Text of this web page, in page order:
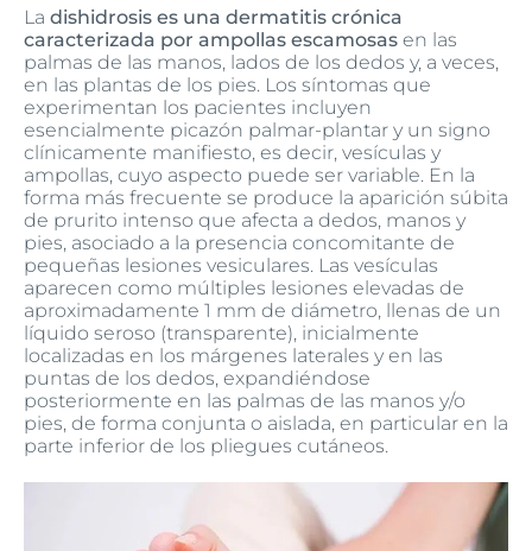
La dishidrosis es una dermatitis crónica
caracterizada por ampollas escamosas en las
palmas de las manos, lados de los dedos y, a veces,
en las plantas de los pies. Los síntomas que
experimentan los pacientes incluyen
esencialmente picazón palmar-plantar y un signo
clínicamente manifiesto, es decir, vesículas y
ampollas, cuyo aspecto puede ser variable. En la
forma más frecuente se produce la aparición súbita
de prurito intenso que afecta a dedos, manos y
pies, asociado a la presencia concomitante de
pequeñas lesiones vesiculares. Las vesículas
aparecen como múltiples lesiones elevadas de
aproximadamente 1 mm de diámetro, llenas de un
líquido seroso (transparente), inicialmente
localizadas en los márgenes laterales y en las
puntas de los dedos, expandiéndose
posteriormente en las palmas de las manos y/o
pies, de forma conjunta o aislada, en particular en la
parte inferior de los pliegues cutáneos.